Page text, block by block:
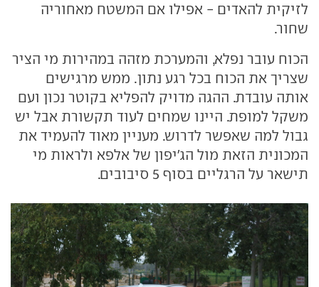
לזיקית להאדים - אפילו אם המשטח מאחוריה
שחור.
הכוח עובר נפלא, והמערכת מזהה במהירות מי הציר
שצריך את הכוח בכל רגע נתון. ממש מרגישים
אותה עובדת. ההגה מדויק להפליא בקוטר נכון ועם
משקל למופת. היינו שמחים לעוד תקשורת אבל יש
גבול למה שאפשר לדרוש. מעניין מאוד להעמיד את
המכונית הזאת מול הג'יפון של אלפא ולראות מי
תישאר על הרגליים בסוף 5 סיבובים.